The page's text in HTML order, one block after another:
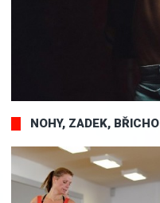
NOHY, ZADEK, BŘICHO